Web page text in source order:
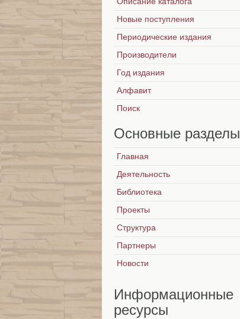
Новые поступления
Периодические издания
Производители
Год издания
Алфавит
Поиск
Основные разделы
Главная
Деятельность
Библиотека
Проекты
Структура
Партнеры
Новости
Информационные
ресурсы